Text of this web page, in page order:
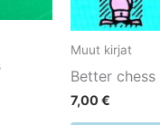
Muut kirjat
Better
7,00€